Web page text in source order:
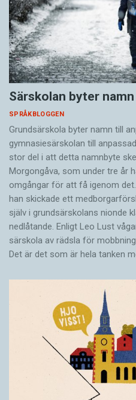
Särskolan byter namn
SPRÅKBLOGGEN
Grundsärskola byter namn till
gymnasiesärskolan till
stor del i att detta namnbyte
Morgongåva, som under tre år
omgångar för att få igenom
han skickade ett
själv i grundsärskolans nionde
nedlåtande. Enligt Leo Lust
särskola av rädsla för
Det är det som är hela tanken